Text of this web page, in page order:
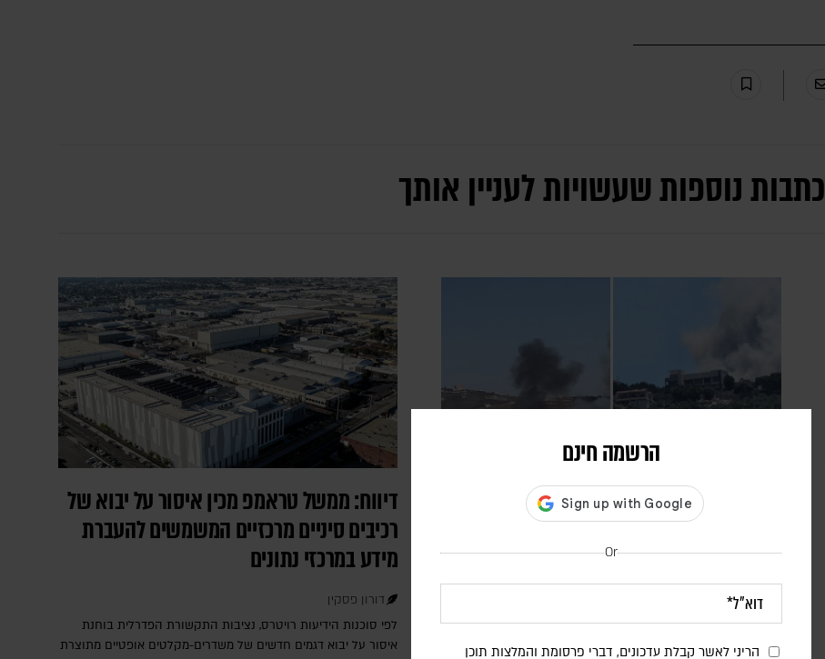
הרשמה חינם
Or
הריני לאשר קבלת עדכונים, דברי פרסומת והמלצות תוכן
כתבות נוספות שעשויות לעניין אותך
חיזבאללה הפר את הפסקת האש; צה"ל תקף
בדרום לבנון
דובר צה"ל הודיע כי "התקיפות התבצעו בתגובה להפרה בוטה של
דיווח: ממשל טראמפ מכין איסור על יבוא של
רכיבים סיניים מרכזיים המשמשים להעברת
מידע במרכזי נתונים
דורון פסקין
לפי סוכנות הידיעות רויטרס, נציבות התקשורת הפדרלית בוחנת
איסור על יבוא דגמים חדשים של משדרים-מקלטים אופטיים מתוצרת